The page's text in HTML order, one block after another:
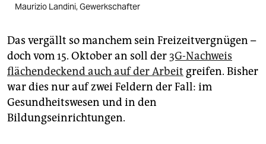
Maurizio Landini, Gewerkschafter
Das vergällt so manchem sein Freizeitvergnügen –
doch vom 15. Oktober an soll der 3G-Nachweis
flächendeckend auch auf der Arbeit greifen. Bisher
war dies nur auf zwei Feldern der Fall: im
Gesundheitswesen und in den
Bildungseinrichtungen.